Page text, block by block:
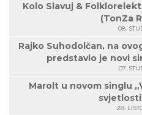
Kolo Slavuj &
(TonZa
08.
Rajko Suhodolčan, na
predstavio je novi
07.
Marolt u novom singlu
28.